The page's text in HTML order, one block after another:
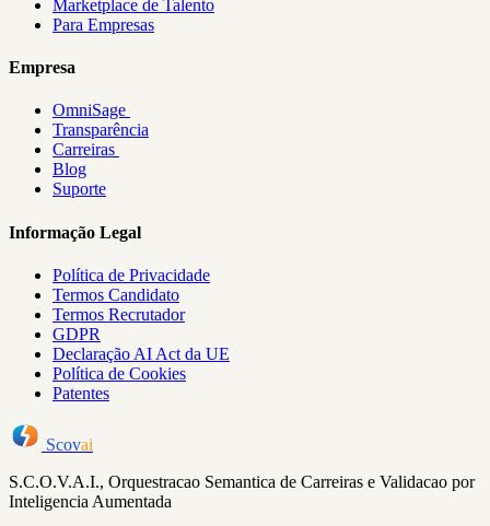
Marketplace de Talento
Para Empresas
Empresa
OmniSage
Transparência
Carreiras
Blog
Suporte
Informação Legal
Política de Privacidade
Termos Candidato
Termos Recrutador
GDPR
Declaração AI Act da UE
Política de Cookies
Patentes
Scovai
S.C.O.V.A.I., Orquestracao Semantica de Carreiras e Validacao por
Inteligencia Aumentada